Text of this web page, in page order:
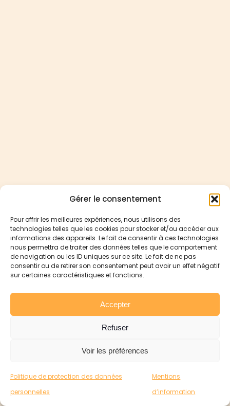
Gérer le consentement
Pour offrir les meilleures expériences, nous utilisons des
technologies telles que les cookies pour stocker et/ou accéder aux
informations des appareils. Le fait de consentir à ces technologies
nous permettra de traiter des données telles que le comportement
de navigation ou les ID uniques sur ce site. Le fait de ne pas
consentir ou de retirer son consentement peut avoir un effet négatif
sur certaines caractéristiques et fonctions.
Accepter
Refuser
Voir les préférences
Politique de protection des données
personnelles
Mentions
d’information